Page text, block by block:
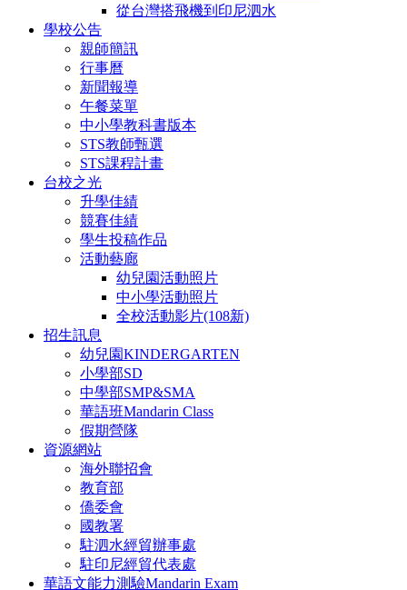
從台灣搭飛機到印尼泗水
學校公告
親師簡訊
行事曆
新聞報導
午餐菜單
中小學教科書版本
STS教師甄選
STS課程計畫
台校之光
升學佳績
競賽佳績
學生投稿作品
活動藝廊
幼兒園活動照片
中小學活動照片
全校活動影片(108新)
招生訊息
幼兒園KINDERGARTEN
小學部SD
中學部SMP&SMA
華語班Mandarin Class
假期營隊
資源網站
海外聯招會
教育部
僑委會
國教署
駐泗水經貿辦事處
駐印尼經貿代表處
華語文能力測驗Mandarin Exam